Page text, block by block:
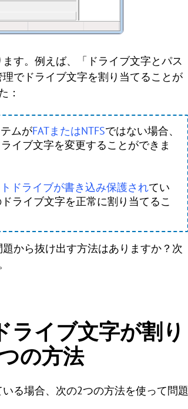
す。例えば、「ドライブ文字とパス
でドライブ文字を割り当てることが
：
ムがFATまたはNTFSではない場合、
イブ文字を変更することができま
ドライブが書き込み保護されてい
ライブ文字を正常に割り当てるこ
から抜け出す方法はありますか？次
ライブ文字が割り
の方法
る場合、次の2つの方法を使って問題